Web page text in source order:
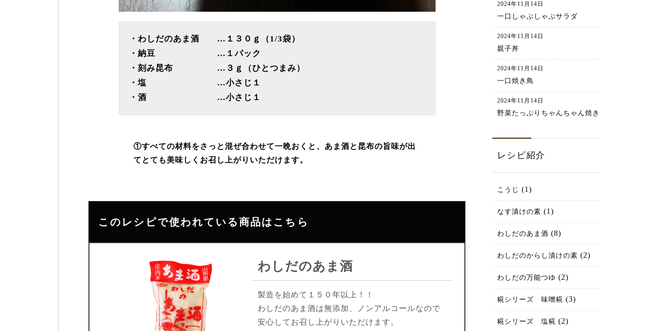
・わしだのあま酒 …１３０ｇ（1/3袋）
・納豆 …１パック
・刻み昆布 …３ｇ（ひとつまみ）
・塩 …小さじ１
・酒 …小さじ１
①すべての材料をさっと混ぜ合わせて一晩おくと、あま酒と昆布の旨味が出
てとても美味しくお召し上がりいただけます。
このレシピで使われている商品はこちら
わしだのあま酒
製造を始めて１５０年以上！！
わしだのあま酒は無添加、ノンアルコールなので
安心してお召し上がりいただけます。
2024年11月14日
一口しゃぶしゃぶサラダ
2024年11月14日
親子丼
2024年11月14日
一口焼き鳥
2024年11月14日
野菜たっぷりちゃんちゃん焼き
レシピ紹介
こうじ (1)
なす漬けの素 (1)
わしだのあま酒 (8)
わしだのからし漬けの素 (2)
わしだの万能つゆ (2)
糀シリーズ 味噌糀 (3)
糀シリーズ 塩糀 (2)